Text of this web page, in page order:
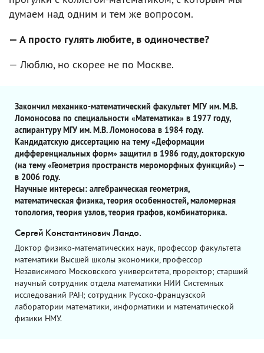
думаем над одним и тем же вопросом.
— А просто гулять любите, в одиночестве?
— Люблю, но скорее не по Москве.
Закончил механико-математический факультет МГУ им. М.В.
Ломоносова по специальности «Математика» в 1977 году,
аспирантуру МГУ им. М.В. Ломоносова в 1984 году.
Кандидатскую диссертацию на тему «Деформации
дифференциальных форм» защитил в 1986 году, докторскую
(на тему «Геометрия пространств мероморфных функций») —
в 2006 году.
Научные интересы: алгебраическая геометрия,
математическая физика, теория особенностей, маломерная
топология, теория узлов, теория графов, комбинаторика.
Сергей Константинович Ландо.
Доктор физико-математических наук, профессор факультета
математики Высшей школы экономики, профессор
Независимого Московского университета, проректор; старший
научный сотрудник отдела математики НИИ Системных
исследований РАН; сотрудник Русско-французской
лаборатории математики, информатики и математической
физики НМУ.